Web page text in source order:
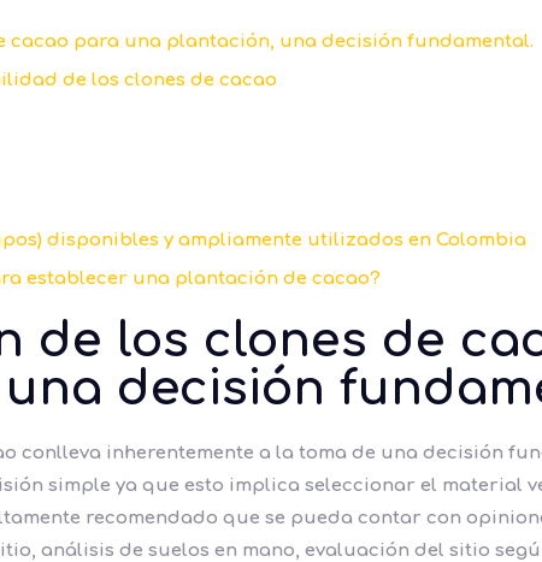
cacao para una plantación, una decisión fundamental.
de los clones de cacao
disponibles y ampliamente utilizados en Colombia
establecer una plantación de cacao?
de los clones de
decisión
conlleva inherentemente a la toma de una decisión
simple ya que esto implica seleccionar el
recomendado que se pueda contar con
análisis de suelos en mano, evaluación del sitio